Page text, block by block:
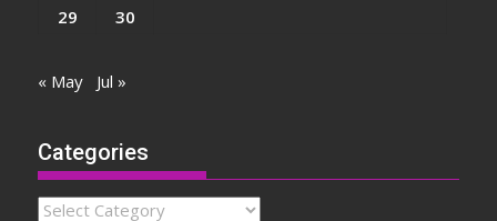
29
30
« May Jul »
Categories
Categories